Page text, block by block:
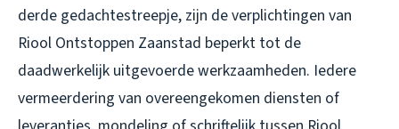
derde gedachtestreepje, zijn de verplichtingen van
Riool Ontstoppen Zaanstad beperkt tot de
daadwerkelijk uitgevoerde werkzaamheden. Iedere
vermeerdering van overeengekomen diensten of